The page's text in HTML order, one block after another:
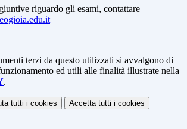
riguardo gli esami, contattare
terzi da questo utilizzati si avvalgono di
ed utili alle finalità illustrate nella
.
tutti i cookies Accetta tutti i cookies